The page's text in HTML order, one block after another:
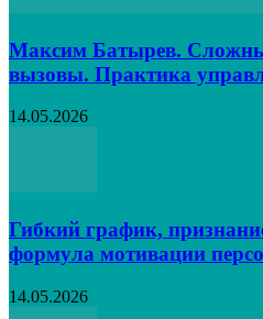
Максим Батырев.
вызовы. Практика
14.05.2026
Гибкий график,
формула мотивации
14.05.2026